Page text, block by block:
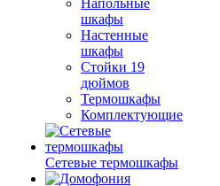
Напольные
шкафы
Настенные
шкафы
Стойки 19
дюймов
Термошкафы
Комплектующие
Сетевые термошкафы